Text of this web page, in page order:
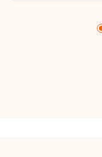
casa dos